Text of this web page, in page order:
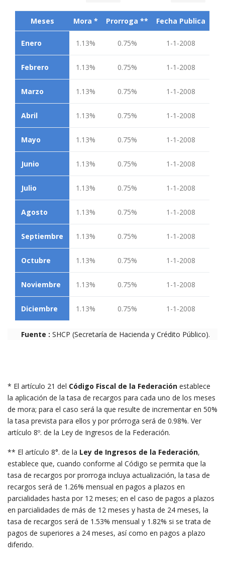
Meses Mora * Prorroga ** Fecha Publica
Enero 1.13% 0.75% 1-1-2008
Febrero 1.13% 0.75% 1-1-2008
Marzo 1.13% 0.75% 1-1-2008
Abril 1.13% 0.75% 1-1-2008
Mayo 1.13% 0.75% 1-1-2008
Junio 1.13% 0.75% 1-1-2008
Julio 1.13% 0.75% 1-1-2008
Agosto 1.13% 0.75% 1-1-2008
Septiembre 1.13% 0.75% 1-1-2008
Octubre 1.13% 0.75% 1-1-2008
Noviembre 1.13% 0.75% 1-1-2008
Diciembre 1.13% 0.75% 1-1-2008
Fuente : SHCP (Secretaría de Hacienda y Crédito Público).
* El artículo 21 del Código Fiscal de la Federación establece
la aplicación de la tasa de recargos para cada uno de los meses
de mora; para el caso será la que resulte de incrementar en 50%
la tasa prevista para ellos y por prórroga será de 0.98%. Ver
artículo 8º. de la Ley de Ingresos de la Federación.
** El artículo 8°. de la Ley de Ingresos de la Federación,
establece que, cuando conforme al Código se permita que la
tasa de recargos por prorroga incluya actualización, la tasa de
recargos será de 1.26% mensual en pagos a plazos en
parcialidades hasta por 12 meses; en el caso de pagos a plazos
en parcialidades de más de 12 meses y hasta de 24 meses, la
tasa de recargos será de 1.53% mensual y 1.82% si se trata de
pagos de superiores a 24 meses, así como en pagos a plazo
diferido.